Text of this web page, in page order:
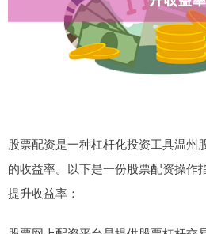
股票配资是一种杠杆化投资工具温州
的收益率。以下是一份股票配资操作
提升收益率：